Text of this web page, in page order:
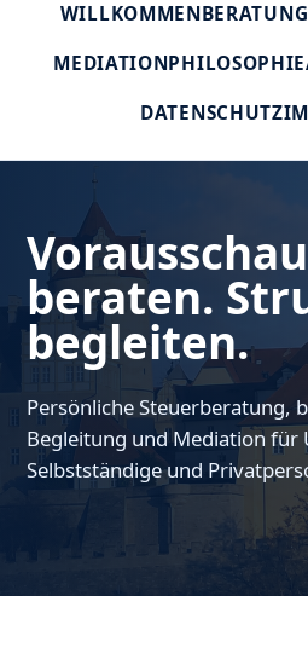
WILLKOMMEN
MEDIATIONPHILOSOPHIE
DATENSCHUTZ
beraten.
begleiten.
Persönliche Steuerberatung,
Begleitung und Mediation für
Selbstständige und